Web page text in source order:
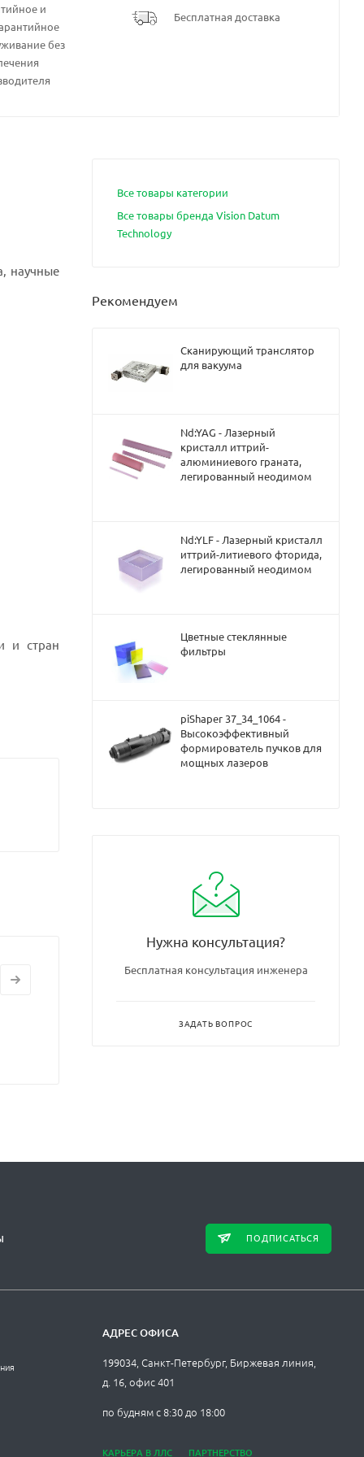
и
без
Бесплатная доставка
научные
и стран
Все товары категории
Все товары бренда Vision Datum
Technology
Рекомендуем
Сканирующий транслятор
для вакуума
Nd:YAG - Лазерный
кристалл иттрий-
алюминиевого граната,
легированный неодимом
Nd:YLF - Лазерный кристалл
иттрий-литиевого фторида,
легированный неодимом
Цветные стеклянные
фильтры
piShaper 37_34_1064 -
Высокоэффективный
формирователь пучков для
мощных лазеров
Нужна консультация?
Бесплатная консультация инженера
ЗАДАТЬ ВОПРОС
ПОДПИСАТЬСЯ
АДРЕС ОФИСА
199034, Санкт-Петербург, Биржевая линия,
д. 16, офис 401
по будням с 8:30 до 18:00
КАРЬЕРА В ЛЛС ПАРТНЕРСТВО